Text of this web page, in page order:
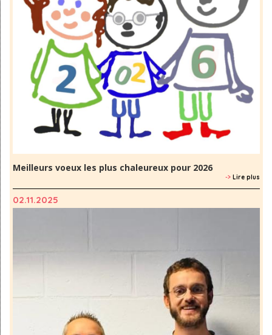
Meilleurs voeux les plus chaleureux pour 2026
-> Lire plus
02.11.2025